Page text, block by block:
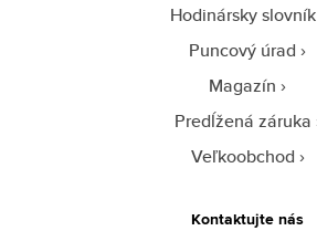
Hodinársky slovník
Puncový úrad
Magazín
Predĺžená záruka
Veľkoobchod
Kontaktujte nás